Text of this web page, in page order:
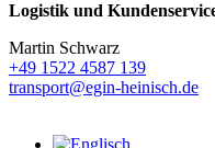
Logistik und
Martin Schwarz
+49 1522 4587 139
transport@egin-heinisch.de